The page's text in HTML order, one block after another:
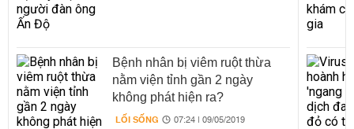
Bệnh nhân bị viêm ruột thừa
nằm viện tỉnh gần 2 ngày
không phát hiện ra?
LỐI SỐNG 07:24 | 09/05/2019